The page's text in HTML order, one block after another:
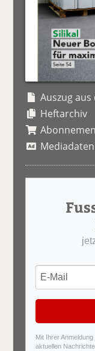
Auszug
Heftarchiv
Mediadaten
Mit Ihrer
aktuellen